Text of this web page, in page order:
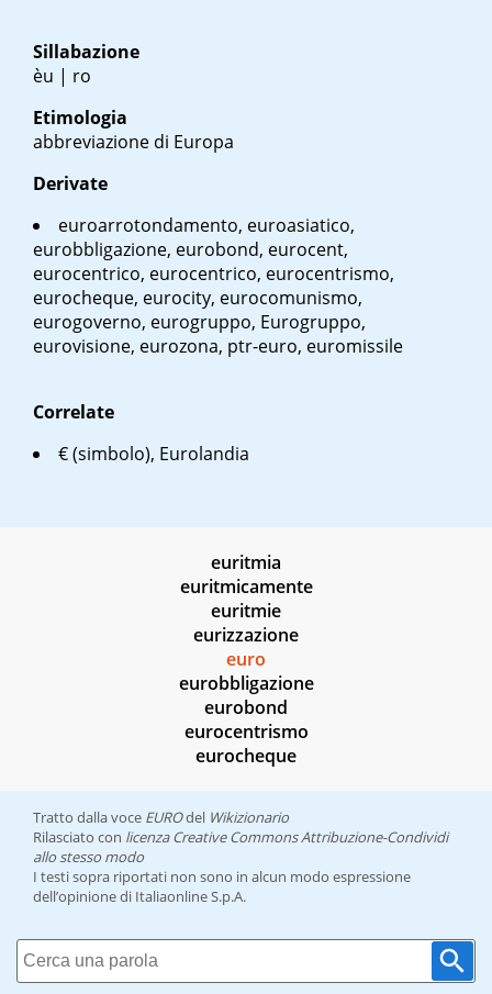
Sillabazione
èu | ro
Etimologia
abbreviazione di Europa
Derivate
euroarrotondamento, euroasiatico,
eurobbligazione, eurobond, eurocent,
eurocentrico, eurocentrico, eurocentrismo,
eurocheque, eurocity, eurocomunismo,
eurogoverno, eurogruppo, Eurogruppo,
eurovisione, eurozona, ptr-euro, euromissile
Correlate
€ (simbolo), Eurolandia
euritmia
euritmicamente
euritmie
eurizzazione
euro
eurobbligazione
eurobond
eurocentrismo
eurocheque
Tratto dalla voce EUROdel Wikizionario
Rilasciato con licenza Creative Commons Attribuzione-Condividi
allo stesso modo
I testi sopra riportati non sono in alcun modo espressione
dell’opinione di Italiaonline S.p.A.